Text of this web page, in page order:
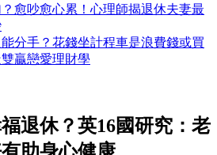
愈吵愈心累！心理師揭退休夫妻最
分手？花錢坐計程車是浪費錢或買
贏戀愛理財學
退休？英16國研究：老